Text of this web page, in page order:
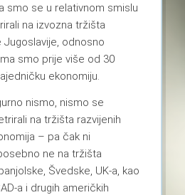
smo se u relativnom smislu
na izvozna tržišta
Jugoslavije, odnosno
smo prije više od 30
ekonomiju.
nismo, nismo se
na tržišta razvijenih
– pa čak ni
ne na tržišta
Švedske, UK-a, kao
a i drugih američkih